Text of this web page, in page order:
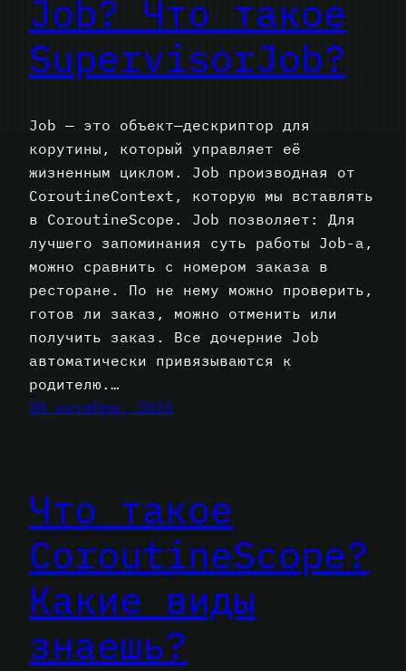
Job? Что такое
SupervisorJob?
Job — это объект—дескриптор для
корутины, который управляет её
жизненным циклом. Job производная от
CoroutineContext, которую мы вставлять
в CoroutineScope. Job позволяет: Для
лучшего запоминания суть работы Job-а,
можно сравнить с номером заказа в
ресторане. По не нему можно проверить,
готов ли заказ, можно отменить или
получить заказ. Все дочерние Job
автоматически привязываются к
родителю.…
30 октября, 2025
Что такое
CoroutineScope?
Какие виды
знаешь?